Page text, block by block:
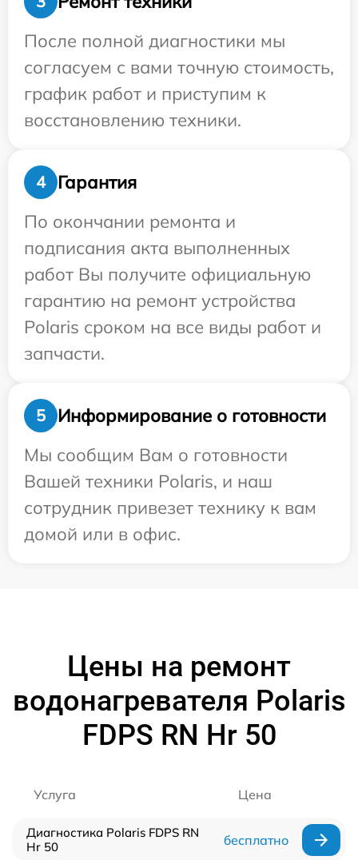
После полной диагностики мы
согласуем с вами точную стоимость,
график работ и приступим к
восстановлению техники.
4
Гарантия
По окончании ремонта и
подписания акта выполненных
работ Вы получите официальную
гарантию на ремонт устройства
Polaris сроком на все виды работ и
запчасти.
5
Информирование о готовности
Мы сообщим Вам о готовности
Вашей техники Polaris, и наш
сотрудник привезет технику к вам
домой или в офис.
Цены на ремонт
водонагревателя Polaris
FDPS RN Hr 50
Услуга Цена
Диагностика Polaris FDPS RN
Hr 50
бесплатно